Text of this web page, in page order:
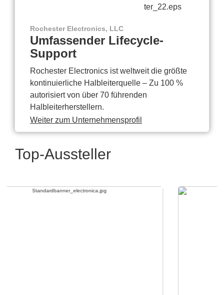
Rochester Electronics, LLC
Umfassender Lifecycle-
Support
Rochester Electronics ist weltweit die größte
kontinuierliche Halbleiterquelle – Zu 100 %
autorisiert von über 70 führenden
Halbleiterherstellern.
Weiter zum Unternehmensprofil
Top-Aussteller